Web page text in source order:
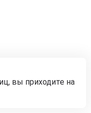
вы приходите на